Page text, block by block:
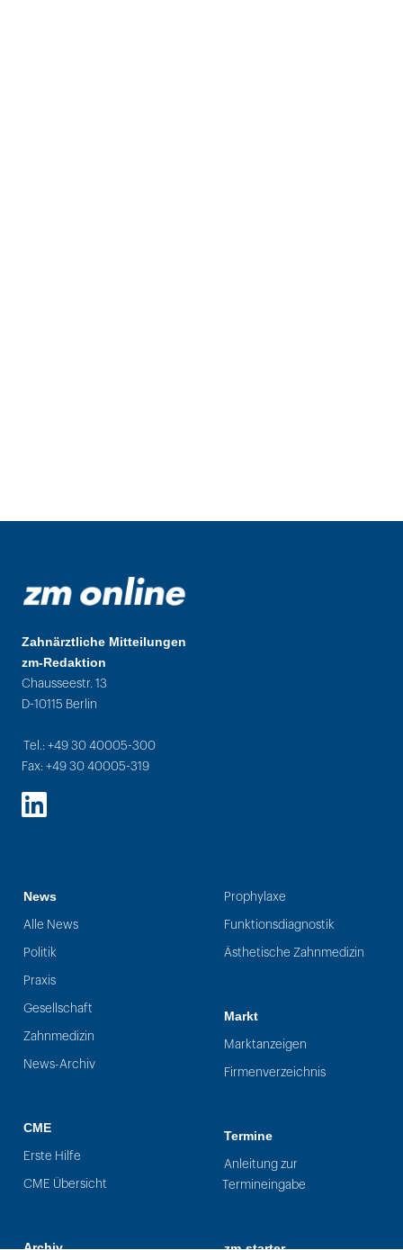
Zahnärztliche Mitteilungen
zm-Redaktion
Chausseestr. 13
D-10115 Berlin
Tel.: +49 30 40005-300
Fax: +49 30 40005-319
LinkedIn
News
Alle News
Politik
Praxis
Gesellschaft
Zahnmedizin
News-Archiv
CME
Erste Hilfe
CME Übersicht
Prophylaxe
Funktionsdiagnostik
Ästhetische Zahnmedizin
Markt
Marktanzeigen
Firmenverzeichnis
Termine
Anleitung zur
Termineingabe